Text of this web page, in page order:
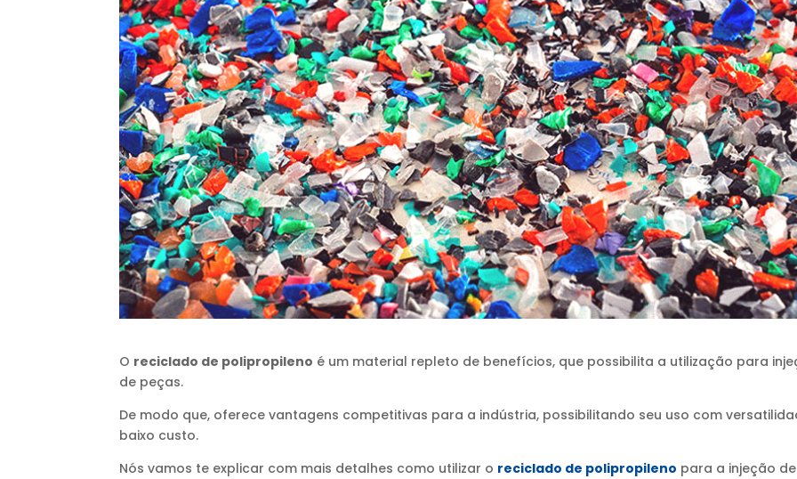
O reciclado de polipropileno é um material repleto de benefícios, que possibilita a utilização para
de peças.
De modo que, oferece vantagens competitivas para a indústria, possibilitando seu uso com
baixo custo.
Nós vamos te explicar com mais detalhes como utilizar o reciclado de polipropileno para a injeção de